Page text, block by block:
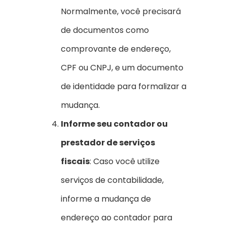
Normalmente, você precisará
de documentos como
comprovante de endereço,
CPF ou CNPJ, e um documento
de identidade para formalizar a
mudança.
Informe seu contador ou
prestador de serviços
fiscais: Caso você utilize
serviços de contabilidade,
informe a mudança de
endereço ao contador para